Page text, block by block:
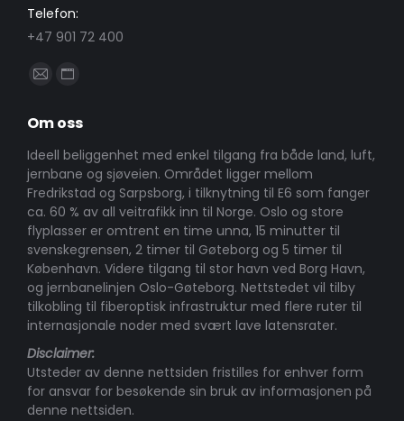
Telefon:
+47 901 72 400
Find us on:
Mail
opens
in
new
window
Website
opens
in
new
window
Om oss
Ideell beliggenhet med enkel tilgang fra både land, luft,
jernbane og sjøveien. Området ligger mellom
Fredrikstad og Sarpsborg, i tilknytning til E6 som fanger
ca. 60 % av all veitrafikk inn til Norge. Oslo og store
flyplasser er omtrent en time unna, 15 minutter til
svenskegrensen, 2 timer til Gøteborg og 5 timer til
København. Videre tilgang til stor havn ved Borg Havn,
og jernbanelinjen Oslo-Gøteborg. Nettstedet vil tilby
tilkobling til fiberoptisk infrastruktur med flere ruter til
internasjonale noder med svært lave latensrater.
Disclaimer:
Utsteder av denne nettsiden fristilles for enhver form
for ansvar for besøkende sin bruk av informasjonen på
denne nettsiden.